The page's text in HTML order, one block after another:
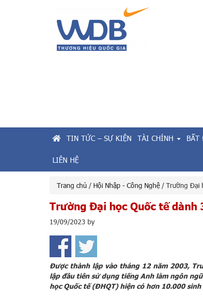
TIN TỨC – SỰ KIỆN TÀI CHÍNH BẤT
LIÊN HỆ
Trang chủ / Hội Nhập - Công Nghệ / Trường Đại
Trường Đại học Quốc tế dành
19/09/2023 by
Được thành lập vào tháng 12 năm 2003,
lậpđầu tiênsử dụng tiếng Anh làm ngôn
học Quốc tế (ĐHQT)hiện có hơn 10.000 sinh